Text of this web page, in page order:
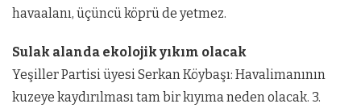
havaalanı, üçüncü köprü de yetmez.
Sulak alanda ekolojik yıkım olacak
Yeşiller Partisi üyesi Serkan Köybaşı: Havalimanının
kuzeye kaydırılması tam bir kıyıma neden olacak. 3.